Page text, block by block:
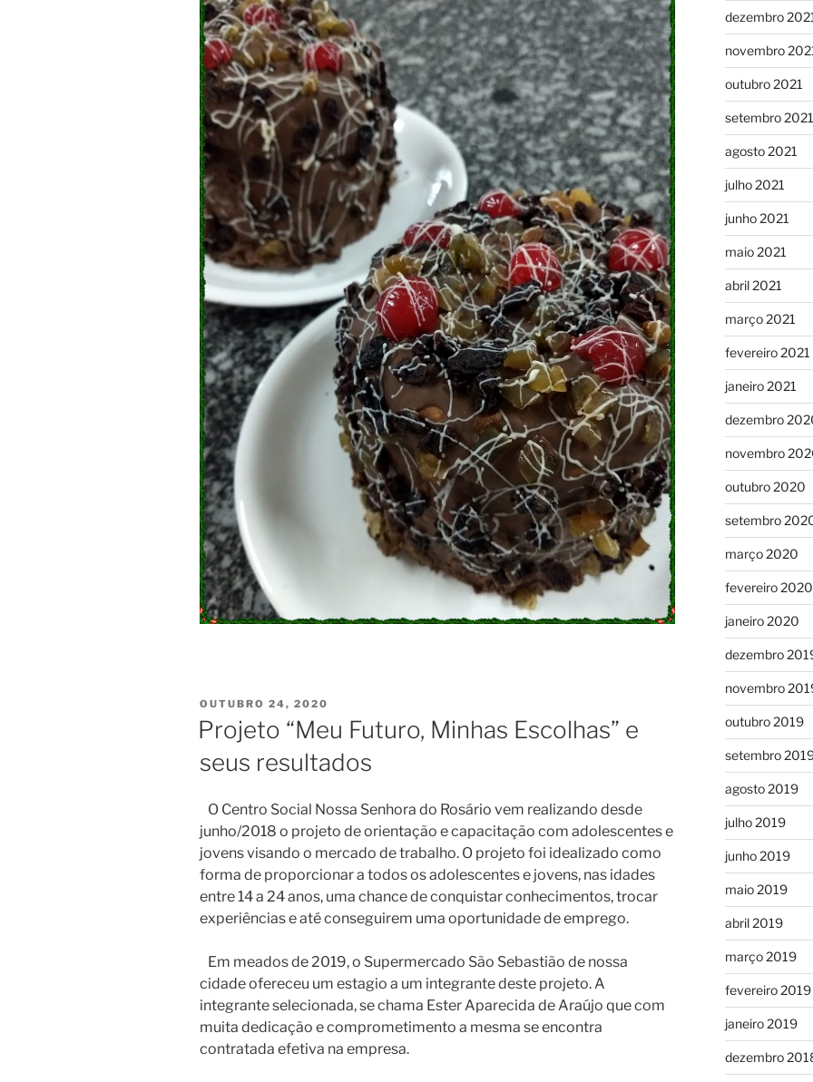
PUBLICADO
EM
OUTUBRO 24, 2020
Projeto “Meu Futuro, Minhas Escolhas” e
seus resultados
O Centro Social Nossa Senhora do Rosário vem realizando desde
junho/2018 o projeto de orientação e capacitação com adolescentes e
jovens visando o mercado de trabalho. O projeto foi idealizado como
forma de proporcionar a todos os adolescentes e jovens, nas idades
entre 14 a 24 anos, uma chance de conquistar conhecimentos, trocar
experiências e até conseguirem uma oportunidade de emprego.
Em meados de 2019, o Supermercado São Sebastião de nossa
cidade ofereceu um estagio a um integrante deste projeto. A
integrante selecionada, se chama Ester Aparecida de Araújo que com
muita dedicação e comprometimento a mesma se encontra
contratada efetiva na empresa.
dezembro
novembro
outubro 2021
setembro 2021
agosto 2021
julho 2021
junho 2021
maio 2021
abril 2021
março 2021
fevereiro 2021
janeiro 2021
dezembro
novembro
outubro 2020
setembro
março 2020
fevereiro 2020
janeiro 2020
dezembro
novembro
outubro 2019
setembro
agosto 2019
julho 2019
junho 2019
maio 2019
abril 2019
março 2019
fevereiro 2019
janeiro 2019
dezembro